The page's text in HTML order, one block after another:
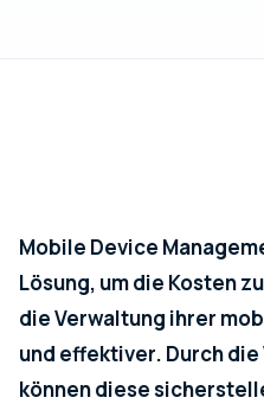
Mobile Device
Lösung, um die Kosten
die Verwaltung ihrer
und effektiver. Durch die
können diese